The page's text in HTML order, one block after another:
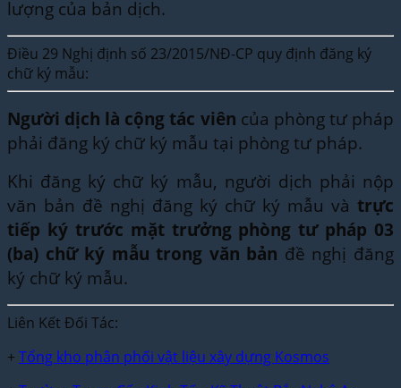
lượng của bản dịch.
Điều 29 Nghị định số 23/2015/NĐ-CP quy định đăng ký
chữ ký mẫu:
Người dịch là cộng tác viên của phòng tư pháp
phải đăng ký chữ ký mẫu tại phòng tư pháp.
Khi đăng ký chữ ký mẫu, người dịch phải nộp
văn bản đề nghị đăng ký chữ ký mẫu và trực
tiếp ký trước mặt trưởng phòng tư pháp 03
(ba) chữ ký mẫu trong văn bản đề nghị đăng
ký chữ ký mẫu.
Liên Kết Đối Tác:
+ Tổng kho phân phối vật liệu xây dựng Kosmos